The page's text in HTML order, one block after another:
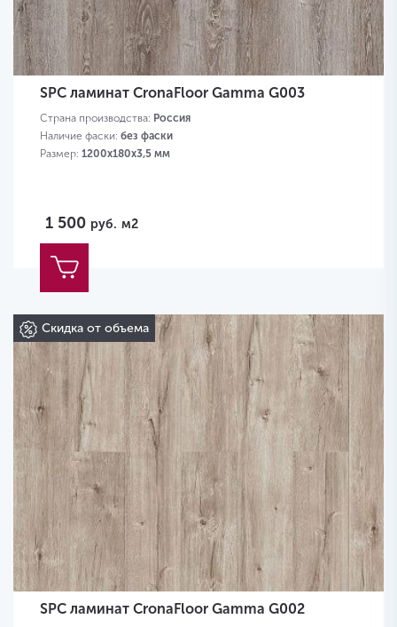
SPC ламинат CronaFloor Gamma G003
Страна производства: Россия
Наличие фаски: без фаски
Размер: 1200х180х3,5 мм
1 500 руб. м2
Скидка от объема
SPC ламинат CronaFloor Gamma G002